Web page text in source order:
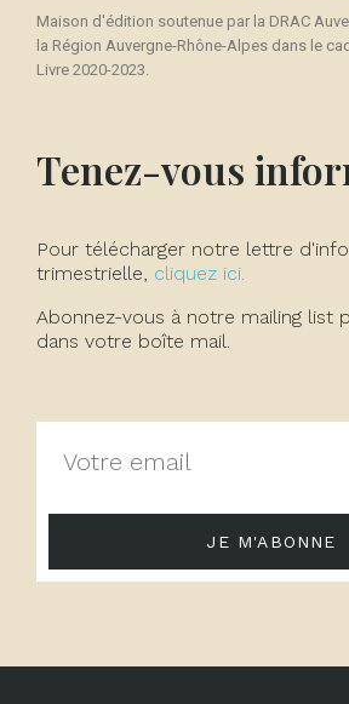
Maison d'édition soutenue par la DRAC
la Région Auvergne-Rhône-Alpes dans le
Livre 2020-2023.
Tenez-vous
Pour télécharger notre lettre
trimestrielle, cliquez ici.
Abonnez-vous à notre mailing list
dans votre boîte mail.
JE M'ABONNE